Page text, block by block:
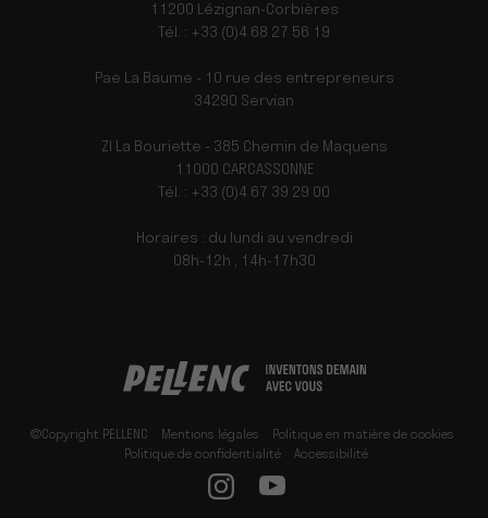
11200 Lézignan-Corbières
Tél. : +33 (0)4 68 27 56 19
Pae La Baume - 10 rue des entrepreneurs
34290 Servian
ZI La Bouriette - 385 Chemin de Maquens
11000 CARCASSONNE
Tél. : +33 (0)4 67 39 29 00
Horaires : du lundi au vendredi
08h-12h , 14h-17h30
©Copyright PELLENC Mentions légales
Politique en matière de cookies
Politique de confidentialité
Accessibilité